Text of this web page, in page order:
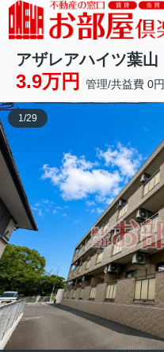
アザレアハイツ葉山
3.9万円 管理/共益費 0円
1/29